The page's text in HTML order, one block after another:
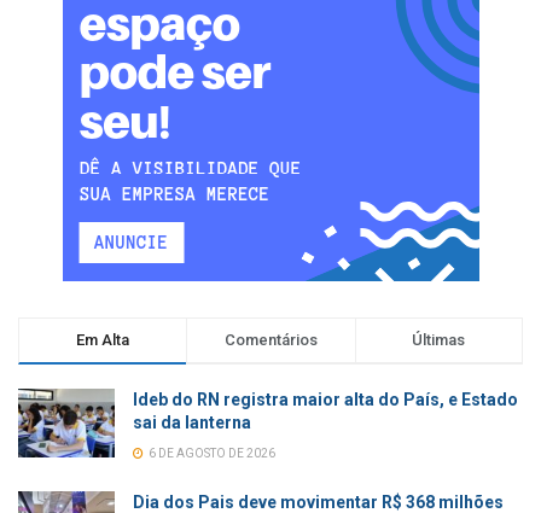
Em Alta Comentários Últimas
Ideb do RN registra maior alta do País, e Estado
sai da lanterna
6 DE AGOSTO DE 2026
Dia dos Pais deve movimentar R$ 368 milhões